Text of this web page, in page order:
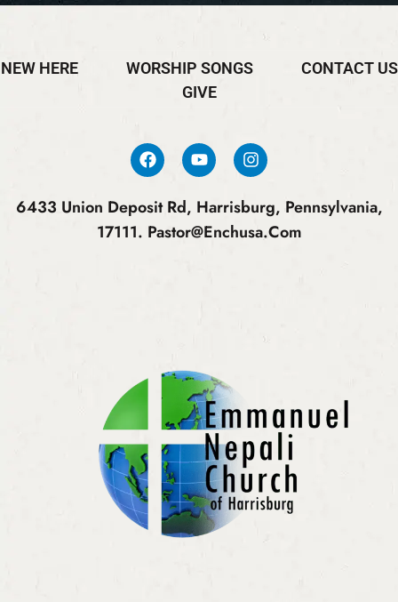
NEW HERE WORSHIP SONGS
CONTACT US
GIVE
6433 Union Deposit Rd, Harrisburg, Pennsylvania,
17111. Pastor@enchusa.com